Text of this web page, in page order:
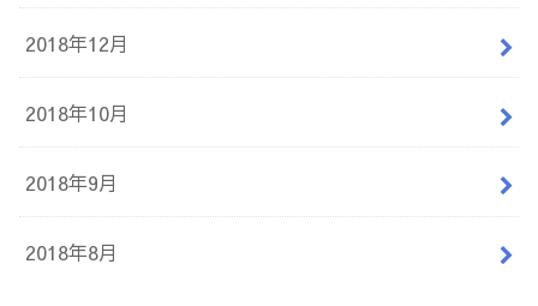
2018年12月
2018年10月
2018年9月
2018年8月